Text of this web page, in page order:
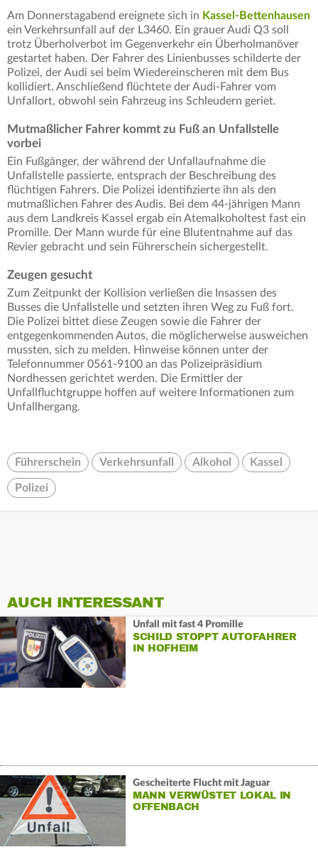
Am Donnerstagabend ereignete sich in Kassel-Bettenhausen
ein Verkehrsunfall auf der L3460. Ein grauer Audi Q3 soll
trotz Überholverbot im Gegenverkehr ein Überholmanöver
gestartet haben. Der Fahrer des Linienbusses schilderte der
Polizei, der Audi sei beim Wiedereinscheren mit dem Bus
kollidiert. Anschließend flüchtete der Audi-Fahrer vom
Unfallort, obwohl sein Fahrzeug ins Schleudern geriet.
Mutmaßlicher Fahrer kommt zu Fuß an Unfallstelle
vorbei
Ein Fußgänger, der während der Unfallaufnahme die
Unfallstelle passierte, entsprach der Beschreibung des
flüchtigen Fahrers. Die Polizei identifizierte ihn als den
mutmaßlichen Fahrer des Audis. Bei dem 44-jährigen Mann
aus dem Landkreis Kassel ergab ein Atemalkoholtest fast ein
Promille. Der Mann wurde für eine Blutentnahme auf das
Revier gebracht und sein Führerschein sichergestellt.
Zeugen gesucht
Zum Zeitpunkt der Kollision verließen die Insassen des
Busses die Unfallstelle und setzten ihren Weg zu Fuß fort.
Die Polizei bittet diese Zeugen sowie die Fahrer der
entgegenkommenden Autos, die möglicherweise ausweichen
mussten, sich zu melden. Hinweise können unter der
Telefonnummer 0561-9100 an das Polizeipräsidium
Nordhessen gerichtet werden. Die Ermittler der
Unfallfluchtgruppe hoffen auf weitere Informationen zum
Unfallhergang.
Führerschein Verkehrsunfall Alkohol Kassel
Polizei
AUCH INTERESSANT
Unfall mit fast 4 Promille
SCHILD STOPPT AUTOFAHRER
IN HOFHEIM
Gescheiterte Flucht mit Jaguar
MANN VERWÜSTET LOKAL IN
OFFENBACH